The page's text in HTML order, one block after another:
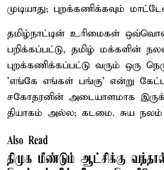
முடியாது; புறக்கணிக்கவும்
தமிழ்நாட்டின் உரிமைகள்
பறிக்கப்பட்டு, தமிழ் மக்களின்
புறக்கணிக்கப்பட்டு வரும் ஒரு
'எங்கே எங்கள் பங்கு' என்று
சகோதரனின் அடையாளமாக
தியாகம் அல்ல; கடமை. சுய
Also Read
திமுக மீண்டும் ஆட்சிக்கு